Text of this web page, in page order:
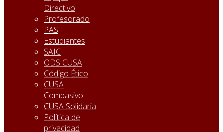
Directivo
Profesorado
PAS
Estudiantes
SAIC
ODS CUSA
Código Ético
CUSA
Compasivo
CUSA Solidaria
Política de
privacidad